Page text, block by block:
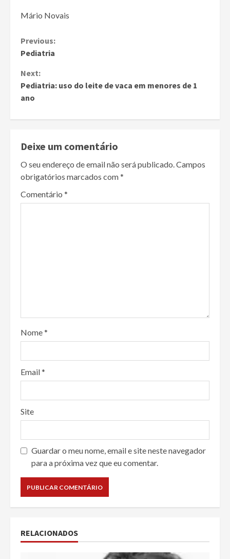
Mário Novais
Continue
Previous:
Pediatria
Next:
Pediatria: uso do leite de vaca em menores de 1
ano
Deixe um comentário
O seu endereço de email não será publicado.Campos
obrigatórios marcados com*
Comentário *
Nome*
Email*
Site
Guardar o meu nome, email e site neste navegador
para a próxima vez que eu comentar.
RELACIONADOS